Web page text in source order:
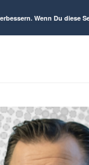
Wenn Du